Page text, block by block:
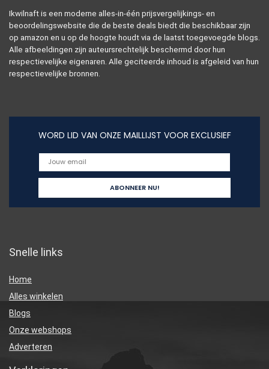
Ikwilnaft is een moderne alles-in-één prijsvergelijkings- en
beoordelingswebsite die de beste deals biedt die beschikbaar zijn
op amazon en u op de hoogte houdt via de laatst toegevoegde blogs.
Alle afbeeldingen zijn auteursrechtelijk beschermd door hun
respectievelijke eigenaren. Alle geciteerde inhoud is afgeleid van hun
respectievelijke bronnen.
WORD LID VAN ONZE MAILLIJST VOOR EXCLUSIEF
Snelle links
Home
Alles winkelen
Blogs
Onze webshops
Adverteren